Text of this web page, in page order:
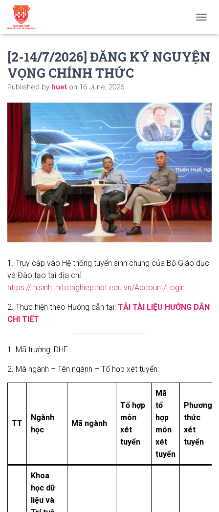
O
G
L
I
A
T
I
O
N
[2-14/7/2026] ĐĂNG KÝ NGUYỆN
VỌNG CHÍNH THỨC
Published by huet on 16 June, 2026
1. Truy cập vào Hệ thống tuyển sinh chung của Bộ Giáo dục
và Đào tạo tại địa chỉ:
https://thisinh.thitotnghiepthpt.edu.vn/Account/Login
2. Thực hiện theo Hướng dẫn tại: TẢI TÀI LIỆU HƯỚNG DẪN
CHI TIẾT
1. Mã trường: DHE
2. Mã ngành – Tên ngành – Tổ hợp xét tuyển:
TT
Ngành
học
Mã ngành
Tổ hợp
môn
xét
tuyển
Mã
tổ
hợp
môn
xét
tuyển
Phương
thức
xét
tuyển
Khoa
học dữ
liệu và